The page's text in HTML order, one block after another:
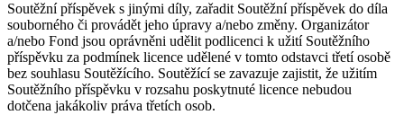
Soutěžní příspěvek s jinými díly, zařadit Soutěžní příspěvek do díla
souborného či provádět jeho úpravy a/nebo změny. Organizátor
a/nebo Fond jsou oprávněni udělit podlicenci k užití Soutěžního
příspěvku za podmínek licence udělené v tomto odstavci třetí osobě
bez souhlasu Soutěžícího. Soutěžící se zavazuje zajistit, že užitím
Soutěžního příspěvku v rozsahu poskytnuté licence nebudou
dotčena jakákoliv práva třetích osob.